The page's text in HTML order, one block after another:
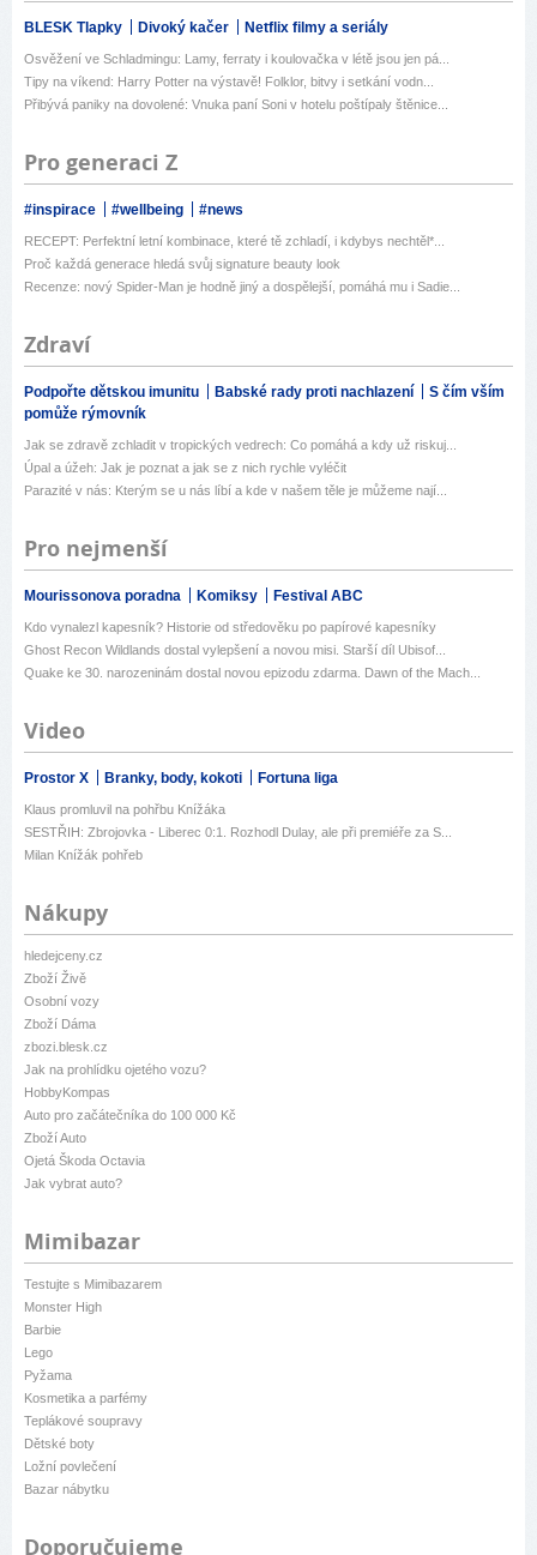
BLESK Tlapky Divoký kačer Netflix filmy a seriály
Osvěžení ve Schladmingu: Lamy, ferraty i koulovačka v létě jsou jen pá...
Tipy na víkend: Harry Potter na výstavě! Folklor, bitvy i setkání vodn...
Přibývá paniky na dovolené: Vnuka paní Soni v hotelu poštípaly štěnice...
Pro generaci Z
#inspirace #wellbeing #news
RECEPT: Perfektní letní kombinace, které tě zchladí, i kdybys nechtěl*...
Proč každá generace hledá svůj signature beauty look
Recenze: nový Spider-Man je hodně jiný a dospělejší, pomáhá mu i Sadie...
Zdraví
Podpořte dětskou imunitu Babské rady proti nachlazení
S čím vším
pomůže rýmovník
Jak se zdravě zchladit v tropických vedrech: Co pomáhá a kdy už riskuj...
Úpal a úžeh: Jak je poznat a jak se z nich rychle vyléčit
Parazité v nás: Kterým se u nás líbí a kde v našem těle je můžeme nají...
Pro nejmenší
Mourissonova poradna Komiksy Festival ABC
Kdo vynalezl kapesník? Historie od středověku po papírové kapesníky
Ghost Recon Wildlands dostal vylepšení a novou misi. Starší díl Ubisof...
Quake ke 30. narozeninám dostal novou epizodu zdarma. Dawn of the Mach...
Video
Prostor X Branky, body, kokoti Fortuna liga
Klaus promluvil na pohřbu Knížáka
SESTŘIH: Zbrojovka - Liberec 0:1. Rozhodl Dulay, ale při premiéře za S...
Milan Knížák pohřeb
Nákupy
hledejceny.cz
Zboží Živě
Osobní vozy
Zboží Dáma
zbozi.blesk.cz
Jak na prohlídku ojetého vozu?
HobbyKompas
Auto pro začátečníka do 100 000 Kč
Zboží Auto
Ojetá Škoda Octavia
Jak vybrat auto?
Mimibazar
Testujte s Mimibazarem
Monster High
Barbie
Lego
Pyžama
Kosmetika a parfémy
Teplákové soupravy
Dětské boty
Ložní povlečení
Bazar nábytku
Doporučujeme